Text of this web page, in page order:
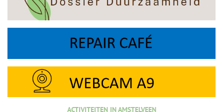
ACTIVITEITEN IN AMSTELVEEN